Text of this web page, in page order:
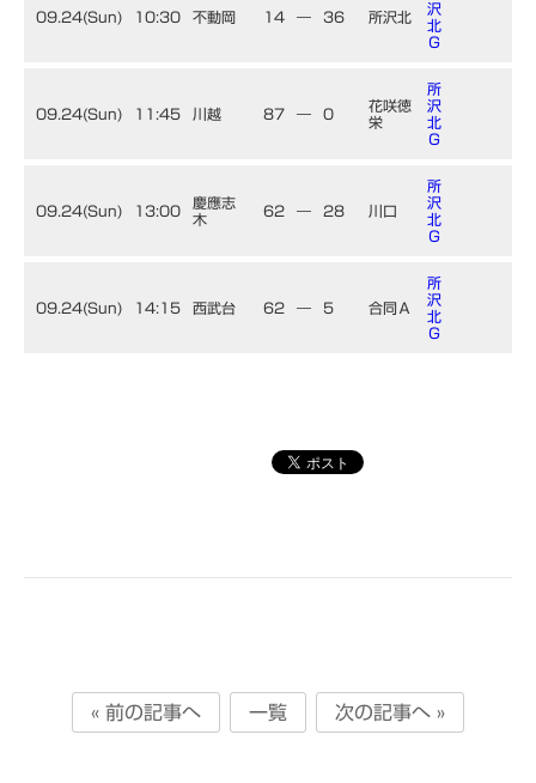
09.24(Sun) 10:30 不動岡 14 ― 36 所沢北
沢
北
Ｇ
09.24(Sun) 11:45 川越 87 ― 0
花咲徳
栄
所
沢
北
Ｇ
09.24(Sun) 13:00
慶應志
木
62 ― 28 川口
所
沢
北
Ｇ
09.24(Sun) 14:15 西武台 62 ― 5 合同Ａ
所
沢
北
Ｇ
« 前の記事へ 一覧 次の記事へ »